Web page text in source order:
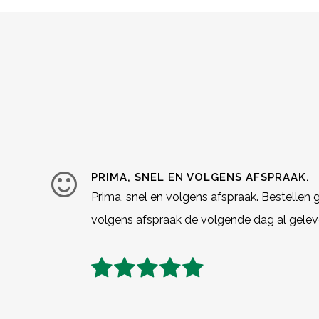
PRIMA, SNEL EN VOLGENS AFSPRAAK.
Prima, snel en volgens afspraak. Bestellen
volgens afspraak de volgende dag al